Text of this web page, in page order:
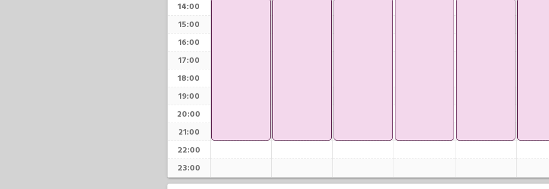
14:00
15:00
16:00
17:00
18:00
19:00
20:00
21:00
22:00
23:00